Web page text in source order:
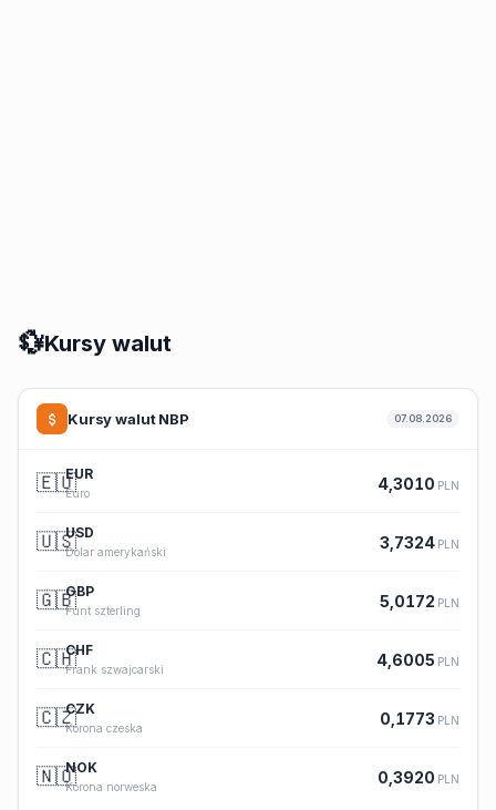
💱Kursy walut
Kursy walut NBP 07.08.2026
🇪🇺EUR
Euro
4,3010 PLN
🇺🇸USD
Dolar amerykański
3,7324 PLN
🇬🇧GBP
Funt szterling
5,0172 PLN
🇨🇭CHF
Frank szwajcarski
4,6005 PLN
🇨🇿CZK
Korona czeska
0,1773 PLN
🇳🇴NOK
Korona norweska
0,3920 PLN